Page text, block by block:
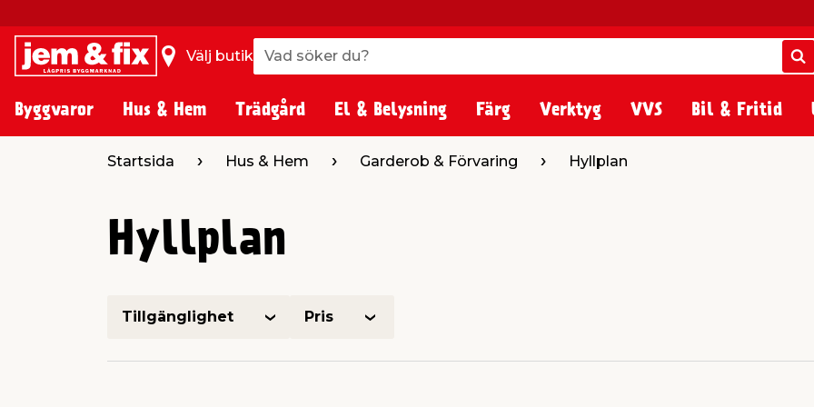
Välj butik Vad söker du?
Vad söker du?
Byggvaror Hus & Hem Trädgård El & Belysning Färg Verktyg VVS Bil & Fritid
Startsida Hus & Hem Garderob & Förvaring Hyllplan
Hyllplan
Tillgänglighet Pris